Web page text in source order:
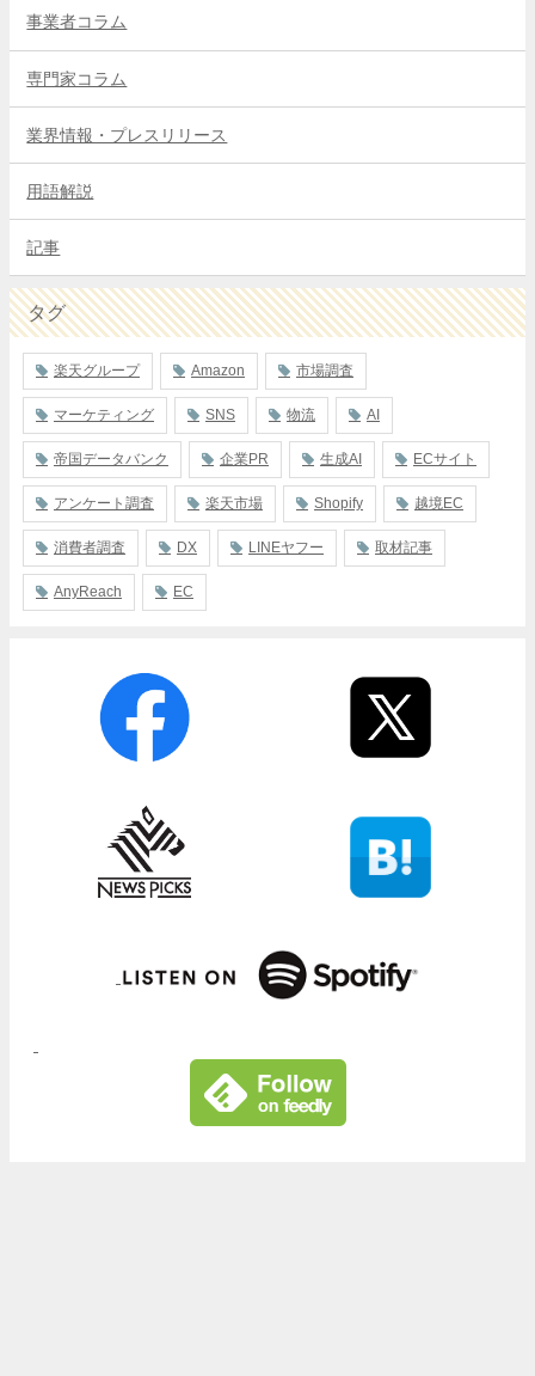
事業者コラム
専門家コラム
業界情報・プレスリリース
用語解説
記事
タグ
楽天グループ Amazon 市場調査
マーケティング SNS 物流 AI
帝国データバンク 企業PR 生成AI ECサイト
アンケート調査 楽天市場 Shopify 越境EC
消費者調査 DX LINEヤフー 取材記事
AnyReach EC